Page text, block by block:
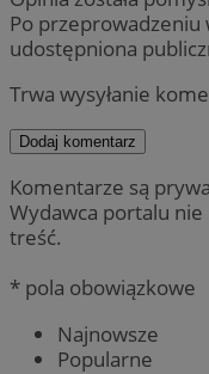
Po
udostępniona
Trwa wysyłanie
Dodaj komentarz
Komentarze są
Wydawca portalu
treść.
* pola obowiązkowe
Najnowsze
Popularne